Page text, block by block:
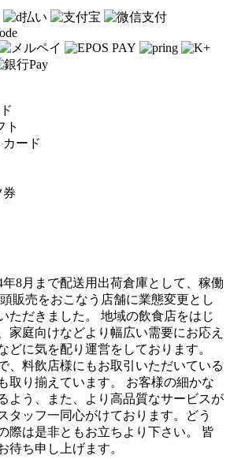
ト
ード
券
年8月まで配送用出荷倉庫として、稼働
販売をおこなう店舗に業態変更とし
ただきました。 地域の飲食店をはじ
家庭向けなどより幅広い需要にお応え
どに気を配り運営をしております。
、料飲店様にもお取引いただいている
取り揃えています。 お客様の細かな
よう、また、より高品質なサービスが
タッフ一同心がけております。どう
際は是非ともお立ちより下さい。 皆
待ち申し上げます。